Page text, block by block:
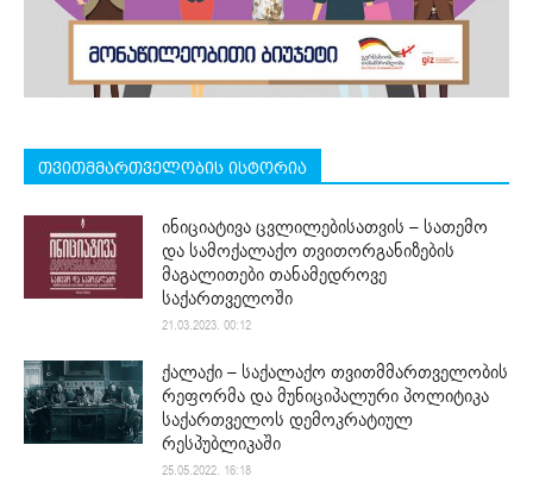
თვითმმართველობის ისტორია
ინიციატივა ცვლილებისათვის – სათემო
და სამოქალაქო თვითორგანიზების
მაგალითები თანამედროვე
საქართველოში
21.03.2023. 00:12
ქალაქი – საქალაქო თვითმმართველობის
რეფორმა და მუნიციპალური პოლიტიკა
საქართველოს დემოკრატიულ
რესპუბლიკაში
25.05.2022. 16:18